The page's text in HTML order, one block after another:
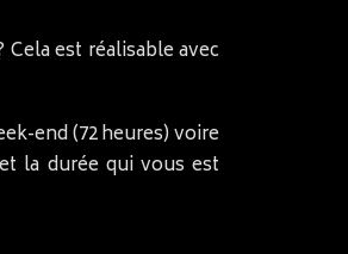
est réalisable avec
end (72 heures) voire
la durée qui vous est